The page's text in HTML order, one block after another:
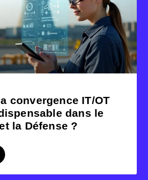
convergence IT/OT
dans le
la Défense ?